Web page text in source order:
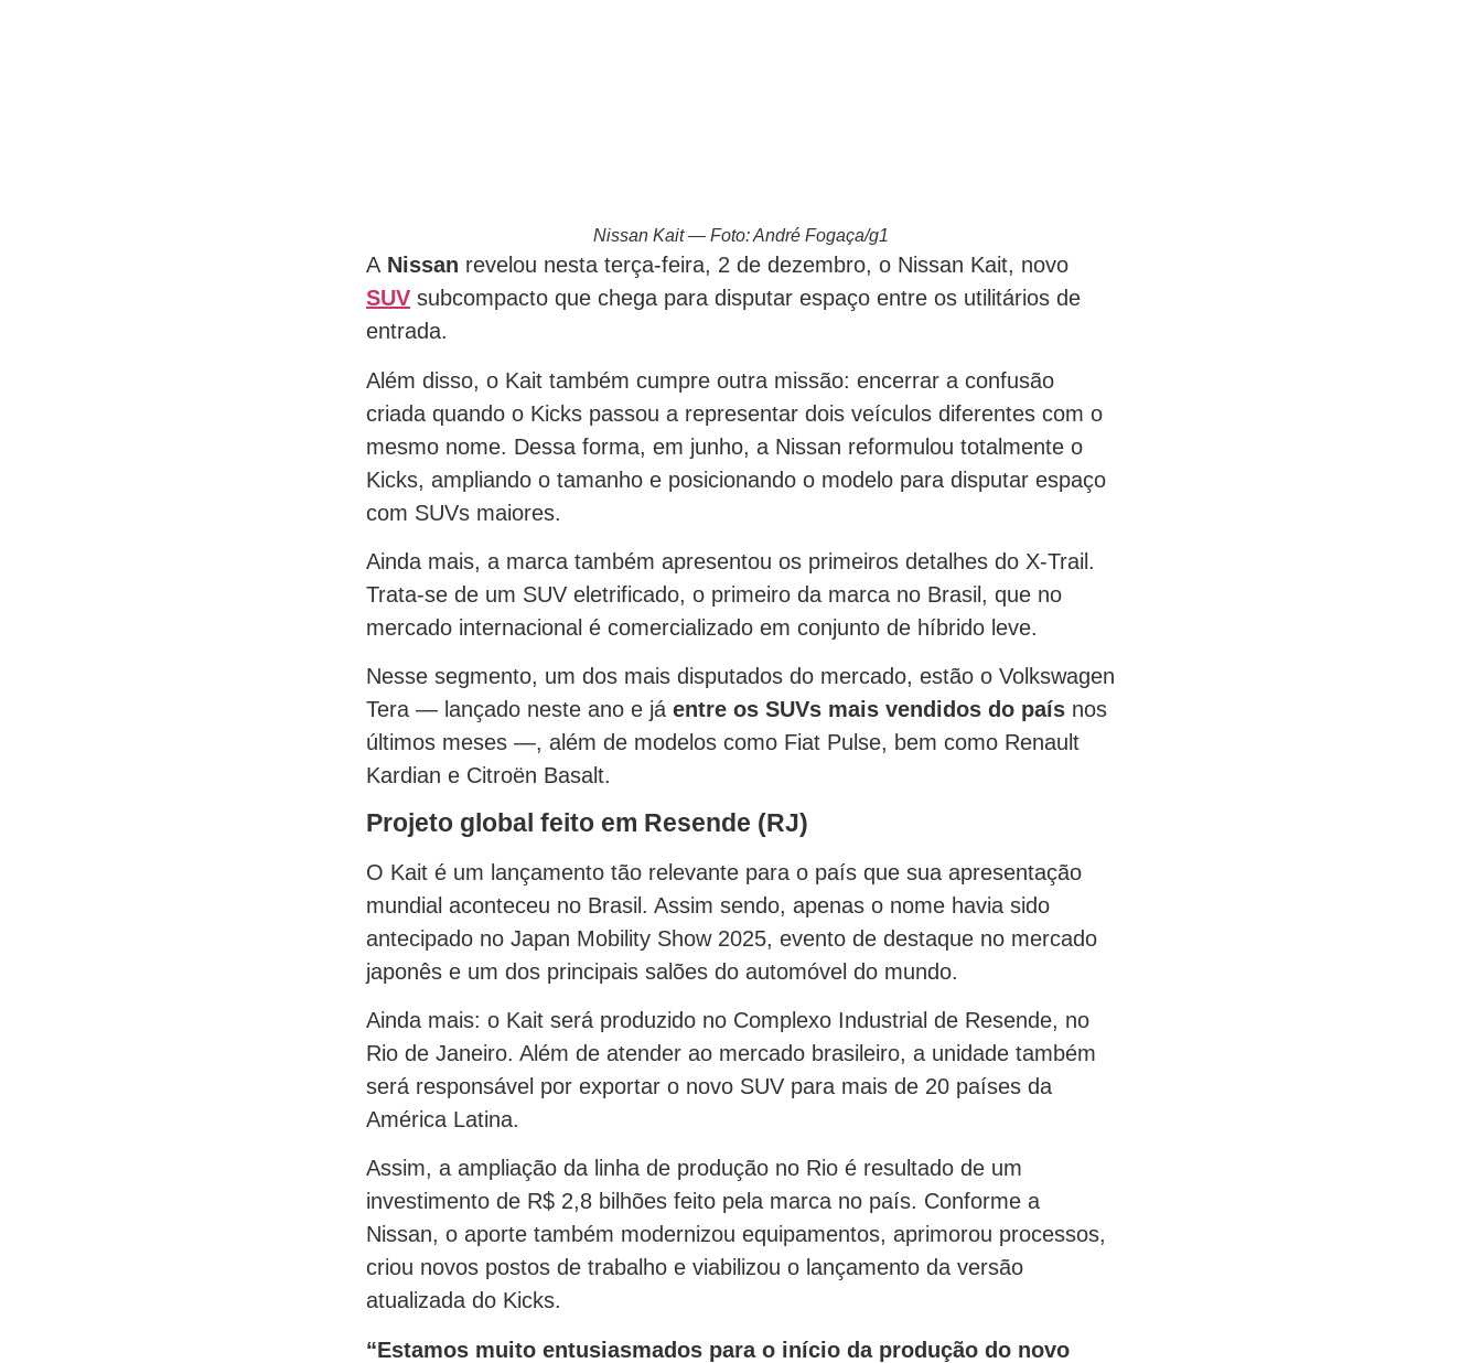
Nissan Kait — Foto: André Fogaça/g1
A Nissan revelou nesta terça-feira, 2 de dezembro, o Nissan Kait, novo
SUV subcompacto que chega para disputar espaço entre os utilitários de
entrada.
Além disso, o Kait também cumpre outra missão: encerrar a confusão
criada quando o Kicks passou a representar dois veículos diferentes com o
mesmo nome. Dessa forma, em junho, a Nissan reformulou totalmente o
Kicks, ampliando o tamanho e posicionando o modelo para disputar espaço
com SUVs maiores.
Ainda mais, a marca também apresentou os primeiros detalhes do X-Trail.
Trata-se de um SUV eletrificado, o primeiro da marca no Brasil, que no
mercado internacional é comercializado em conjunto de híbrido leve.
Nesse segmento, um dos mais disputados do mercado, estão o Volkswagen
Tera — lançado neste ano e já entre os SUVs mais vendidos do país nos
últimos meses —, além de modelos como Fiat Pulse, bem como Renault
Kardian e Citroën Basalt.
Projeto global feito em Resende (RJ)
O Kait é um lançamento tão relevante para o país que sua apresentação
mundial aconteceu no Brasil. Assim sendo, apenas o nome havia sido
antecipado no Japan Mobility Show 2025, evento de destaque no mercado
japonês e um dos principais salões do automóvel do mundo.
Ainda mais: o Kait será produzido no Complexo Industrial de Resende, no
Rio de Janeiro. Além de atender ao mercado brasileiro, a unidade também
será responsável por exportar o novo SUV para mais de 20 países da
América Latina.
Assim, a ampliação da linha de produção no Rio é resultado de um
investimento de R$ 2,8 bilhões feito pela marca no país. Conforme a
Nissan, o aporte também modernizou equipamentos, aprimorou processos,
criou novos postos de trabalho e viabilizou o lançamento da versão
atualizada do Kicks.
“Estamos muito entusiasmados para o início da produção do novo